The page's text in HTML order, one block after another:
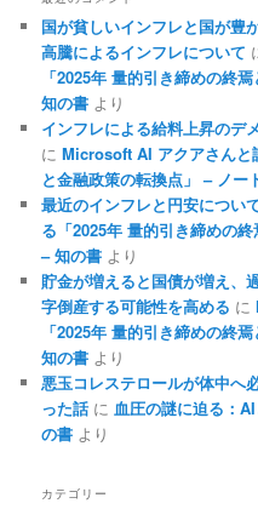
国が貧しいインフレと国が豊
高騰によるインフレについて
「2025年 量的引き締めの終
知の書 より
インフレによる給料上昇のデ
にMicrosoft AI アクアさんと
と金融政策の転換点」 – ノー
最近のインフレと円安につい
る「2025年 量的引き締めの
– 知の書 より
貯金が増えると国債が増え、
字倒産する可能性を高める に
「2025年 量的引き締めの終
知の書 より
悪玉コレステロールが体中へ
った話 に 血圧の謎に迫る：
の書 より
カテゴリー